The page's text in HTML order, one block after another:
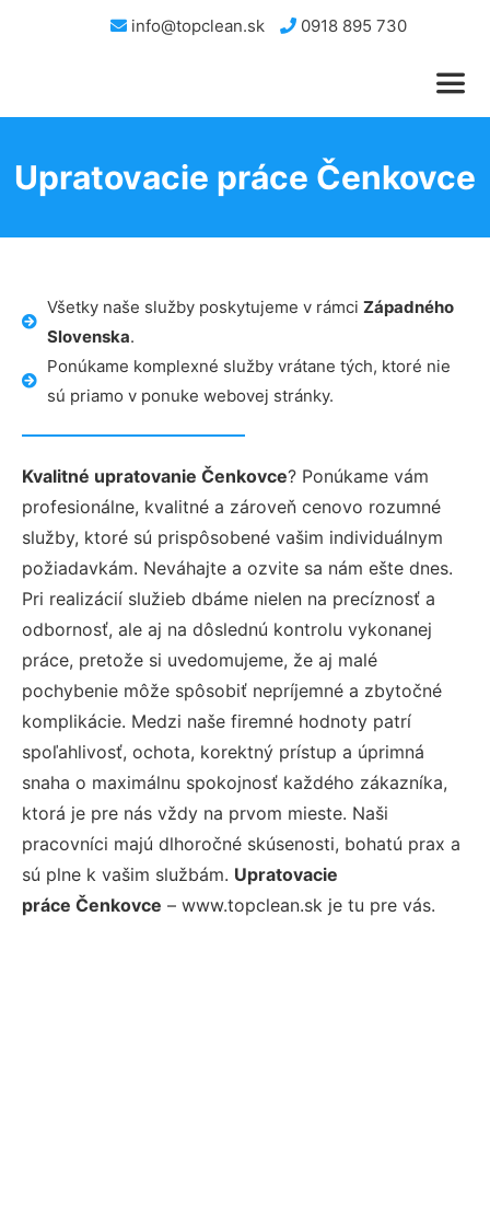
info@topclean.sk 0918 895 730
Upratovacie práce Čenkovce
Všetky naše služby poskytujeme v rámci Západného
Slovenska.
Ponúkame komplexné služby vrátane tých, ktoré nie
sú priamo v ponuke webovej stránky.
Kvalitné upratovanie Čenkovce? Ponúkame vám
profesionálne, kvalitné a zároveň cenovo rozumné
služby, ktoré sú prispôsobené vašim individuálnym
požiadavkám. Neváhajte a ozvite sa nám ešte dnes.
Pri realizácií služieb dbáme nielen na precíznosť a
odbornosť, ale aj na dôslednú kontrolu vykonanej
práce, pretože si uvedomujeme, že aj malé
pochybenie môže spôsobiť nepríjemné a zbytočné
komplikácie. Medzi naše firemné hodnoty patrí
spoľahlivosť, ochota, korektný prístup a úprimná
snaha o maximálnu spokojnosť každého zákazníka,
ktorá je pre nás vždy na prvom mieste. Naši
pracovníci majú dlhoročné skúsenosti, bohatú prax a
sú plne k vašim službám. Upratovacie
práce Čenkovce – www.topclean.sk je tu pre vás.